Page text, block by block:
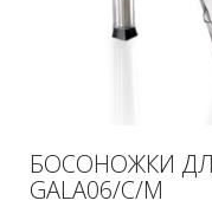
БОСОНОЖКИ
GALA06/C/M